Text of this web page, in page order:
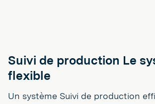
Suivi de production Le
flexible
Un système Suivi de production